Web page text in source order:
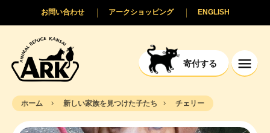
寄付する
ENGLISH
アークショッピング
お問い合わせ
ホーム 新しい家族を見つけた子たち チェリー